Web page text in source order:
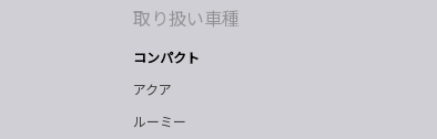
取り扱い車種
コンパクト
アクア
ルーミー